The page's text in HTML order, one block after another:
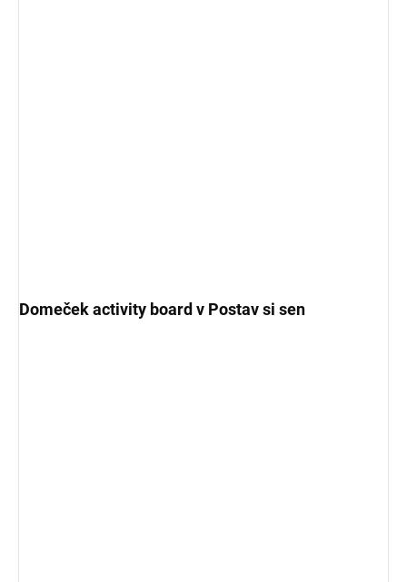
Domeček activity board v Postav si sen